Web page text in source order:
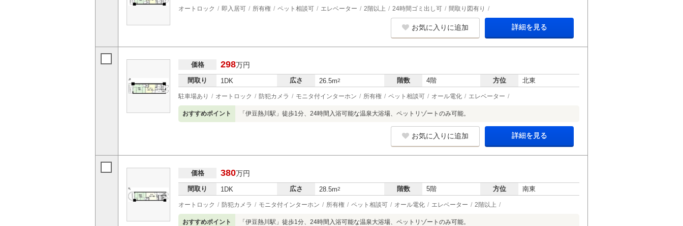
オートロック 即入居可 所有権 ペット相談可 エレベーター 2階以上 24時間ゴミ出し可 間取り図有り
お気に入りに追加 詳細を見る
価格 298万円
間取り 1DK 広さ 26.5m2 階数 4階 方位 北東
駐車場あり オートロック 防犯カメラ モニタ付インターホン 所有権 ペット相談可 オール電化 エレベーター
おすすめポイント 「伊豆熱川駅」徒歩1分、24時間入浴可能な温泉大浴場、ペットリゾートのみ可能。
お気に入りに追加 詳細を見る
価格 380万円
間取り 1DK 広さ 28.5m2 階数 5階 方位 南東
オートロック 防犯カメラ モニタ付インターホン 所有権 ペット相談可 オール電化 エレベーター 2階以上
おすすめポイント 「伊豆熱川駅」徒歩1分、24時間入浴可能な温泉大浴場、ペットリゾートのみ可能。